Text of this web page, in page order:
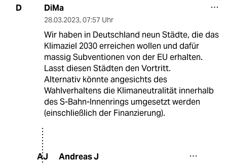
D DiMa
28.03.2023, 07:57 Uhr
Wir haben in Deutschland neun Städte, die das
Klimaziel 2030 erreichen wollen und dafür
massig Subventionen von der EU erhalten.
Lasst diesen Städten den Vortritt.
Alternativ könnte angesichts des
Wahlverhaltens die Klimaneutralität innerhalb
des S-Bahn-Innenrings umgesetzt werden
(einschließlich der Finanzierung).
AJ Andreas J